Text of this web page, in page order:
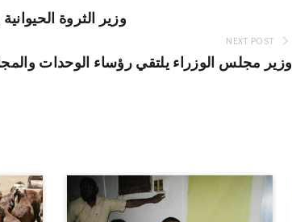
وزير الثروة
NEXT POST
وزير مجلس الوزراء يلتقي رؤساء الوحدات